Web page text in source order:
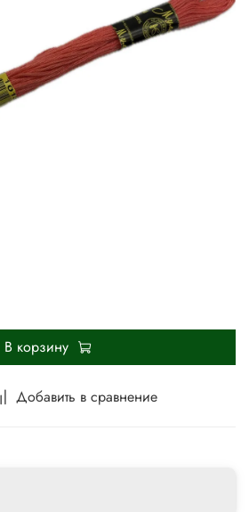
Добавить в сравнение
В корзину